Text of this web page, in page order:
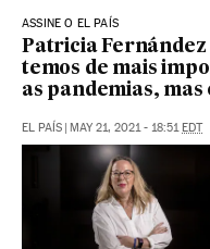
ASSINE O EL PAÍS
Patricia Fernández
temos de mais
as pandemias, mas
EL PAÍS | MAY 21, 2021 - 18:51EDT